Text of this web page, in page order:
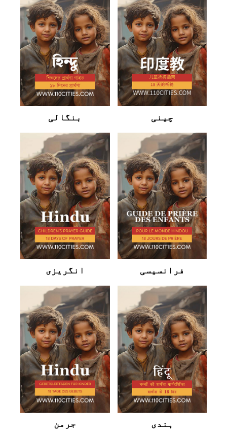
بنگالی چینی
انگریزی فرانسیسی
جرمن ہندی